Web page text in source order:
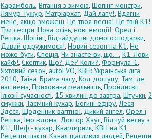
Карамболь, Вітання з зимою, Шопінг монстри,
Лямур Тужур, Матріархат, Дай лапу!, Вдягни
мене, якщо зможеш, Це твоя весна! Це твій К1!,
Три сестри, Нова осінь, нові емоції!, Орел і
Решка. Шопінг, Відчайдушні домогосподарки,
Давай одружимося!, Новий сезон на К1, Не
може бути, Спеція, Чи знаєте ви, що..., К1. Лови
кайф!, Скептик, Що? Де? Коли?, Формула-1,
Яхтовий сезон, autoEVO, КВН: Українська ліга
2010, Таїна, Брама часу, Код доступу, Там, де
нас нема, Прихована реальність, Пройдисвіт,
Ілюзії сучасності, 15 хвилин до завтра, Штучки, 2
смужки, Таємний кухар, Богині ефіру,Леся
Здєся, Щоденник вагітної, Дикий ангел, Орел і
Решка, Їмо вдома, Доктор Хаус, Відчуй весну з
К1!, Шеф - кухар, Квартирник, КВН на К1,
Рецепти щастя, Канал щасливих людей, Рецепти